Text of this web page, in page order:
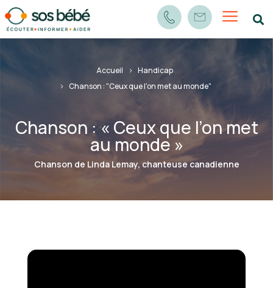
a 
Accueil
Handicap
Chanson : "Ceux que l'on met au monde"
Chanson : « Ceux que l’on met
au monde »
Chanson de Linda Lemay, chanteuse canadienne